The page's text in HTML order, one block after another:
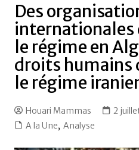
Des
internationales
le régime en
droits humains
le régime
Houari Mammas
2
A la Une, Analyse